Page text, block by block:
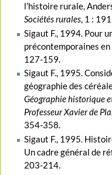
l’histoire rurale,
Sociétés rurales, 1 :
Sigaut F., 1994. Pour
précontemporaines en
127-159.
Sigaut F., 1995.
géographie des
Géographie historique
Professeur Xavier de
354-358.
Sigaut F., 1995.
Un cadre général de
203-214.